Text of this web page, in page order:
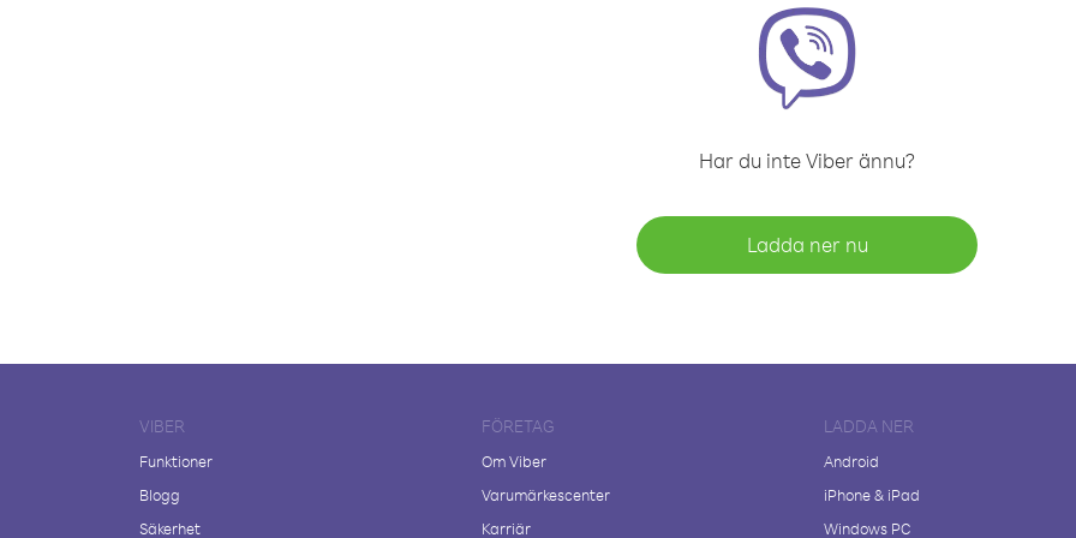
Har du inte Viber ännu?
Ladda ner nu
VIBER
Funktioner
Blogg
Säkerhet
FÖRETAG
Om Viber
Varumärkescenter
Karriär
LADDA NER
Android
iPhone & iPad
Windows PC